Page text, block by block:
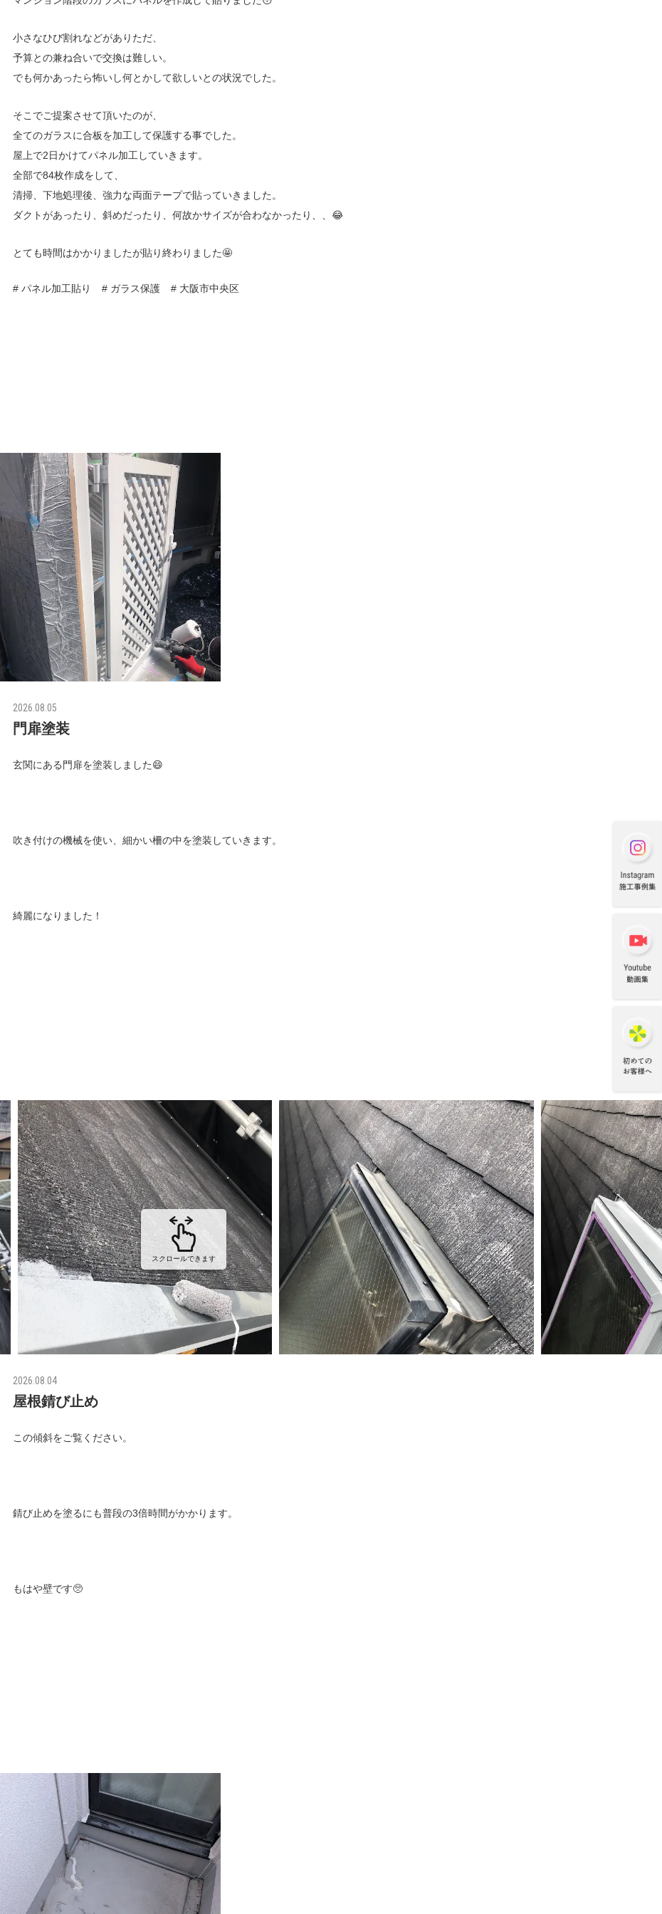
小さなひび割れなどがありただ、
予算との兼ね合いで交換は難しい。
でも何かあったら怖いし何とかして欲しいとの状況でした。
そこでご提案させて頂いたのが、
全てのガラスに合板を加工して保護する事でした。
屋上で2日かけてパネル加工していきます。
全部で84枚作成をして、
清掃、下地処理後、強力な両面テープで貼っていきました。
ダクトがあったり、斜めだったり、何故かサイズが合わなかったり、、😂
とても時間はかかりましたが貼り終わりました🤩
# パネル加工貼り # ガラス保護 # 大阪市中央区
2026.08.05
門扉塗装
玄関にある門扉を塗装しました😄
吹き付けの機械を使い、細かい柵の中を塗装していきます。
綺麗になりました！
スクロールできます
2026.08.04
屋根錆び止め
この傾斜をご覧ください。
錆び止めを塗るにも普段の3倍時間がかかります。
もはや壁です🥺